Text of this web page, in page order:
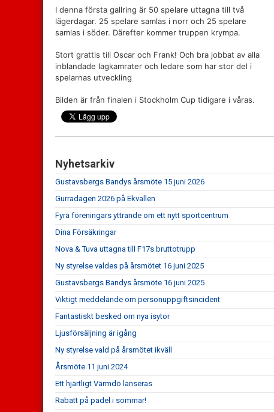
I denna första gallring är 50 spelare uttagna till två
lägerdagar. 25 spelare samlas i norr och 25 spelare
samlas i söder. Därefter kommer truppen krympa.
Stort grattis till Oscar och Frank! Och bra jobbat av alla
inblandade lagkamrater och ledare som har stor del i
spelarnas utveckling
Bilden är från finalen i Stockholm Cup tidigare i våras.
Nyhetsarkiv
Gustavsbergs Bandys årsmöte 15 juni 2026
Gurradagen 2026 på Ekvallen
Fyra föreningars yttrande om ett nytt sportcentrum
Dina Försäkringar
Nova & Tuva uttagna till F17s bruttotrupp
Ny styrelse valdes på årsmötet 16 juni 2025
Gustavsbergs Bandys årsmöte 16 juni 2025
Viktigt meddelande om personuppgiftsincident
Fantastiskt besked om nya isytor
Ljusförsäljning är igång
Ny styrelse vald på årsmötet ikväll
Årsmöte 11 juni 2024
Ett hjärtligt Värmdö lanseras
Rabatt på padel i sommar!